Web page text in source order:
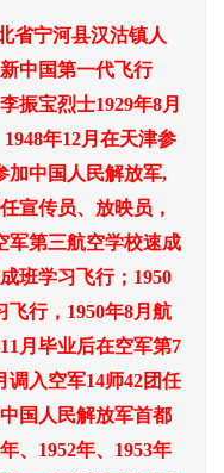
省宁河县汉沽镇人
中国第一代飞行
振宝烈士1929年8月
年12月在天津参
加中国人民解放军,
宣传员、放映员，
军第三航空学校速成
班学习飞行；1950
行，1950年8月航
月毕业后在空军第7
调入空军14师42团任
国人民解放军首都
、1952年、1953年